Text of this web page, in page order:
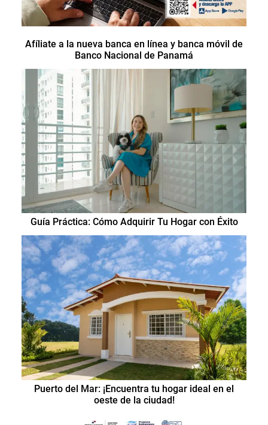
Afíliate a la nueva banca en línea y banca móvil de
Banco Nacional de Panamá
Guía Práctica: Cómo Adquirir Tu Hogar con Éxito
Puerto del Mar: ¡Encuentra tu hogar ideal en el
oeste de la ciudad!